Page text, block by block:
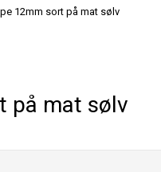
12mm sort på mat sølv
på mat sølv